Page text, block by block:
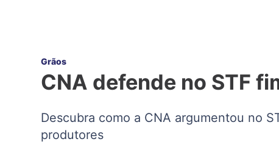
Grãos
CNA defende no STF
Descubra como a CNA argumentou no
produtores